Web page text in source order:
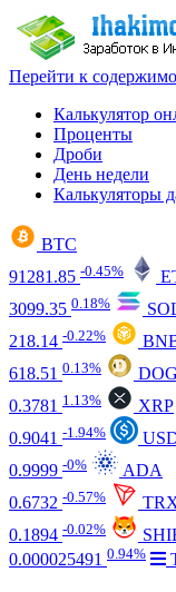
Перейти к
Калькулятор
Проценты
Дроби
День недели
Калькуляторы
BTC
91281.85 -0.45%
3099.35 0.18%
218.14 -0.22%
618.51 0.13%
0.3781 1.13%
XRP
0.9041 -1.94%
0.9999 -0%
ADA
0.6732 -0.57%
0.1894 -0.02%
0.000025491 0.94%